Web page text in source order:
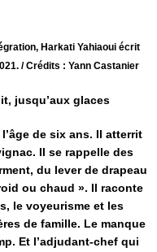
Harkati Yahiaoui écrit
/ Crédits : Yann Castanier
jusqu’aux glaces
de six ans. Il atterrit
Il se rappelle des
du lever de drapeau
ou chaud ». Il raconte
le voyeurisme et les
de famille. Le manque
Et l’adjudant-chef qui